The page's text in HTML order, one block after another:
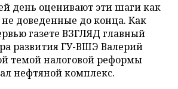
день оценивают эти шаги как
доведенные до конца. Как
газете ВЗГЛЯД главный
развития ГУ-ВШЭ Валерий
темой налоговой реформы
нефтяной комплекс.